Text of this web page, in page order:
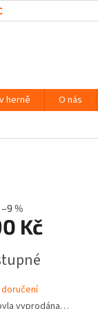
OSOBNÍCH
herně O nás
–9 %
Kč